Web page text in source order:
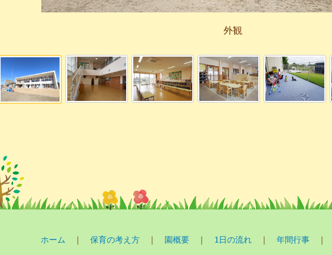
外観
ホーム ｜ 保育の考え方 ｜ 園概要 ｜ 1日の流れ ｜ 年間行事 ｜